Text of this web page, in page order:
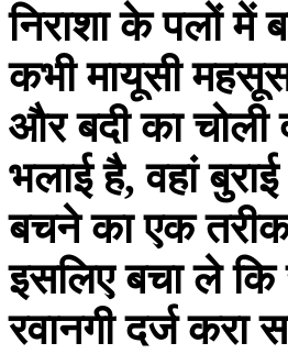
निराशा के पलों
कभी मायूसी
और बदी का चोली
भलाई है, वहां
बचने का एक
इसलिए बचा ले
रवानगी दर्ज